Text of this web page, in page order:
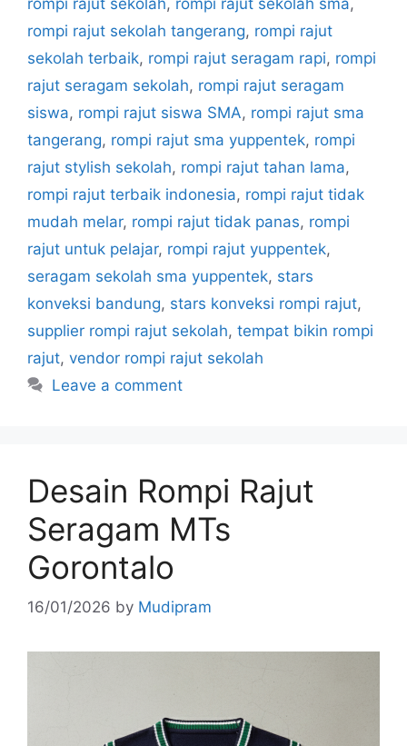
rompi rajut sekolah tangerang, rompi rajut
sekolah terbaik, rompi rajut seragam rapi, rompi
rajut seragam sekolah, rompi rajut seragam
siswa, rompi rajut siswa SMA, rompi rajut sma
tangerang, rompi rajut sma yuppentek, rompi
rajut stylish sekolah, rompi rajut tahan lama,
rompi rajut terbaik indonesia, rompi rajut tidak
mudah melar, rompi rajut tidak panas, rompi
rajut untuk pelajar, rompi rajut yuppentek,
seragam sekolah sma yuppentek, stars
konveksi bandung, stars konveksi rompi rajut,
supplier rompi rajut sekolah, tempat bikin rompi
rajut, vendor rompi rajut sekolah
Leave a comment
Desain Rompi Rajut
Seragam MTs
Gorontalo
16/01/2026 by Mudipram